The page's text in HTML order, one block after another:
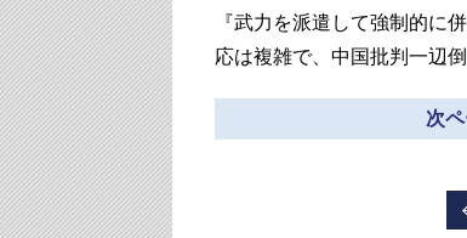
『武力を派遣して強制的に
応は複雑で、中国批判一辺倒
次